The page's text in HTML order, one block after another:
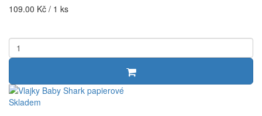
109.00 Kč / 1 ks
Skladem